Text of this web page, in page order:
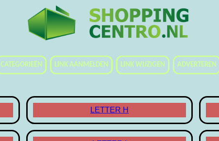
CATEGORIEËN LINK AANMELDEN LINK WIJZIGEN ADVERTEREN
LETTER H